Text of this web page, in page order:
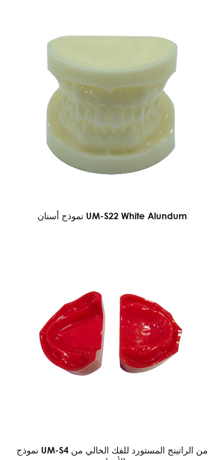
نموذج أسنان UM-S22 White Alundum
نموذج UM-S4 من الراتينج المستورد للفك الخالي من